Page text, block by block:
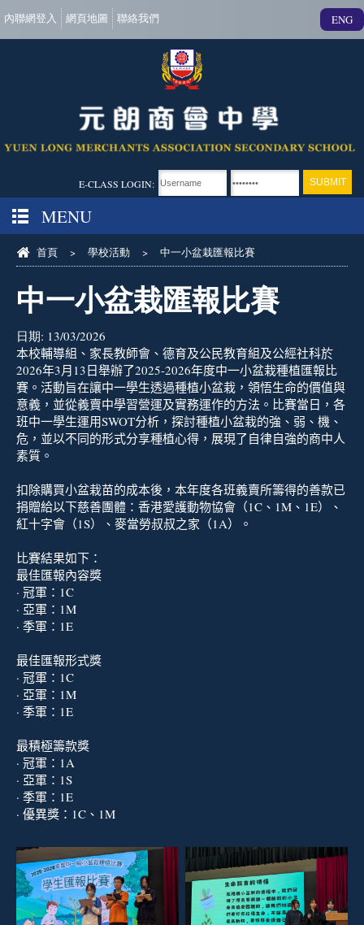
內聯網登入 網頁地圖 聯絡我們 ENG
E-CLASS LOGIN:
MENU
首頁 > 學校活動 > 中一小盆栽匯報比賽
中一小盆栽匯報比賽
日期: 13/03/2026
本校輔導組、家長教師會、德育及公民教育組及公經社科於
2026年3月13日舉辦了2025-2026年度中一小盆栽種植匯報比
賽。活動旨在讓中一學生透過種植小盆栽，領悟生命的價值與
意義，並從義賣中學習營運及實務運作的方法。比賽當日，各
班中一學生運用SWOT分析，探討種植小盆栽的強、弱、機、
危，並以不同的形式分享種植心得，展現了自律自強的商中人
素質。
扣除購買小盆栽苗的成本後，本年度各班義賣所籌得的善款已
捐贈給以下慈善團體：香港愛護動物協會（1C、1M、1E）、
紅十字會（1S）、麥當勞叔叔之家（1A）。
比賽結果如下：
最佳匯報內容獎
· 冠軍：1C
· 亞軍：1M
· 季軍：1E
最佳匯報形式獎
· 冠軍：1C
· 亞軍：1M
· 季軍：1E
最積極籌款獎
· 冠軍：1A
· 亞軍：1S
· 季軍：1E
· 優異獎：1C、1M